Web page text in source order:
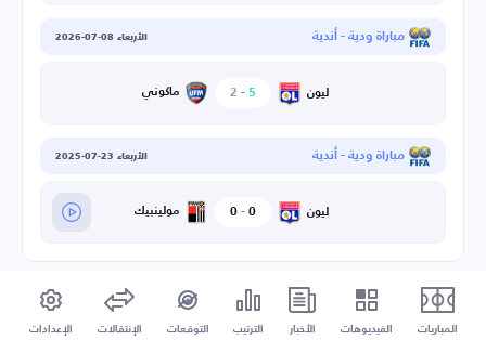
مباراة ودية - أندية الأربعاء 08-07-2026
ليون 5
-
2 ماكوني
مباراة ودية - أندية الأربعاء 23-07-2025
ليون 0
-
0 مولينبيك
المباريات الفيديوهات الأخبار الترتيب التوقعات الإنتقالات الإعدادات